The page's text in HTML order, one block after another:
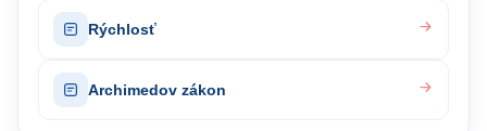
Rýchlosť
Archimedov zákon